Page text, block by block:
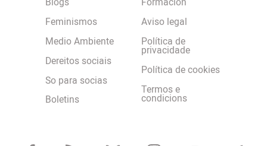
Feminismos
Medio Ambiente
Dereitos sociais
So para socias
Boletins
Aviso legal
Política de
privacidade
Política de cookies
Termos e
condicions